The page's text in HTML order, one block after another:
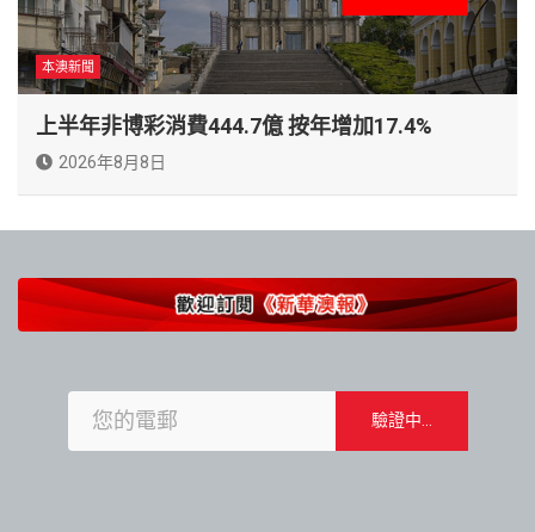
本澳新聞
上半年非博彩消費444.7億 按年增加17.4%
2026年8月8日